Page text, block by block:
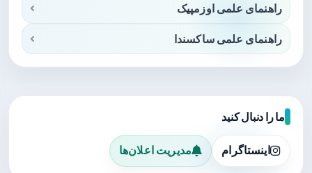
راهنمای علمی اوزمپیک
راهنمای علمی ساکسندا
ما را دنبال کنید
اینستاگرام مدیریت اعلان‌ها